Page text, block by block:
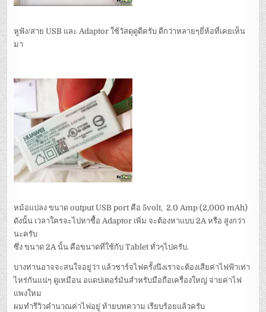
หูฟัง/สาย USB และ Adaptor ใช้วัสดุดูดีครับ ดีกว่าหลายๆยี่ห้อที่เคยเห็น
มา
หม้อแปลง ขนาด output USB port คือ 5volt, 2.0 Amp (2,000 mAh)
ดังนั้น เวลาใครจะไปหาซื้อ Adaptor เพิ่ม จะต้องหาแบบ 2A หรือ สูงกว่า
นะครับ
ซึ่ง ขนาด 2A นั้น คือขนาดที่ใช้กับ Tablet ทั่วๆไปครับ.
บางท่านอาจจะสนใจอยู่ว่า แล้วชาร์จไฟครั้งนึงเราจะต้องเสียค่าไฟฟ้าเท่า
ไหร่กันแน่ๆ ดูเหมือน อแดปเตอร์มันสำหรับมือถือเครื่องใหญ่ จ่ายค่าไฟ
แพงใหม
ผมทำรีวิวคำนวณค่าไฟอยู่ ท้ายบทความ เรียบร้อยแล้วครับ